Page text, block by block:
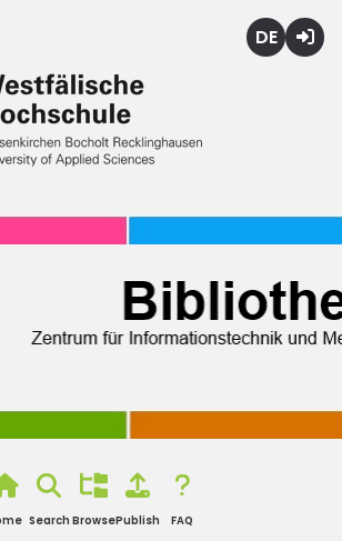
Search BrowsePublish FAQ